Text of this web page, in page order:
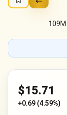
109M
$15.71
+0.69(4.59%)